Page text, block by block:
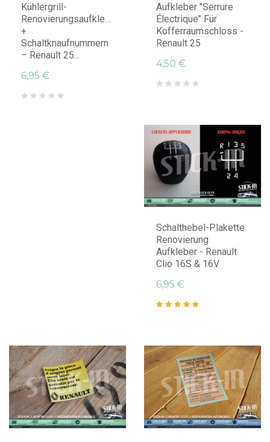
Kühlergrill-
Renovierungsaufkleber
+
Schaltknaufnummern
– Renault 25...
6,95 €
Aufkleber "Serrure
Électrique" Für
Kofferraumschloss -
Renault 25
4,50 €
Schalthebel-Plakette
Renovierung
Aufkleber - Renault
Clio 16S & 16V
6,95 €